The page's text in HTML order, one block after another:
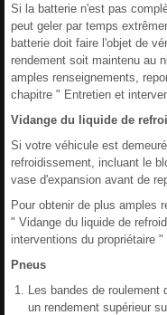
Si la batterie n'est pas
peut geler par temps
batterie doit faire l'objet de
rendement soit maintenu au
amples renseignements,
chapitre " Entretien et
Vidange du liquide de
Si votre véhicule est
refroidissement, incluant le
vase d'expansion avant de
Pour obtenir de plus amples
" Vidange du liquide de
interventions du propriétaire "
Pneus
Les bandes de
un rendement supérieur